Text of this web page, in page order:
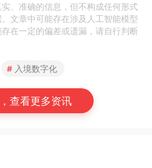
、准确的信息，但不构成任何形式
文章中可能存在涉及人工智能模型
在一定的偏差或遗漏，请自行判断
# 入境数字化
查看更多资讯